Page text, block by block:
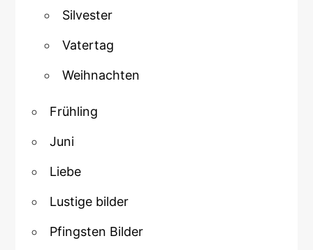
Silvester
Vatertag
Weihnachten
Frühling
Juni
Liebe
Lustige bilder
Pfingsten Bilder